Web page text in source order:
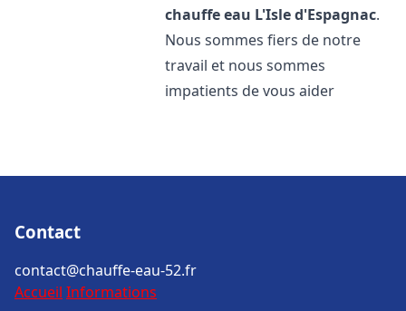
chauffe eau L'Isle d'Espagnac.
Nous sommes fiers de notre
travail et nous sommes
impatients de vous aider
Contact
contact@chauffe-eau-52.fr
Accueil Informations